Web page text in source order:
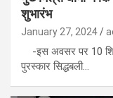
शुभारंभ
January 27, 2024
-इस अवसर पर 10
पुरस्कार सिद्धबली…